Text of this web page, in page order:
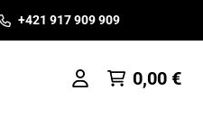
+421 917 909 909
0,00 €